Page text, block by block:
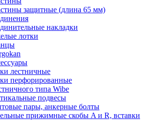
защитные (длина 65 мм)
накладки
лотки
лестничные
перфорированные
типа Wibe
подвесы
пары, анкерные болты
прижимные скобы A и R, вставки